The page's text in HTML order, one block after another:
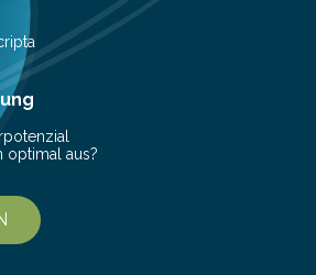
Souveränität von übermorgen.
beging die
Geburtstag. Zahlreiche Gäste…
optimal aus?